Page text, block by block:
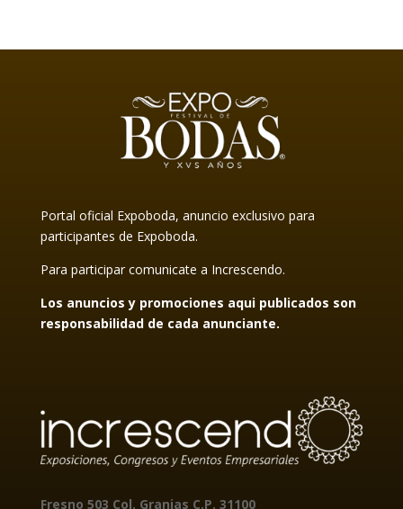
Portal oficial Expoboda, anuncio exclusivo para
participantes de Expoboda.
Para participar comunicate a Increscendo.
Los anuncios y promociones aqui publicados son
responsabilidad de cada anunciante.
Fresno 503 Col. Granjas C.P. 31100